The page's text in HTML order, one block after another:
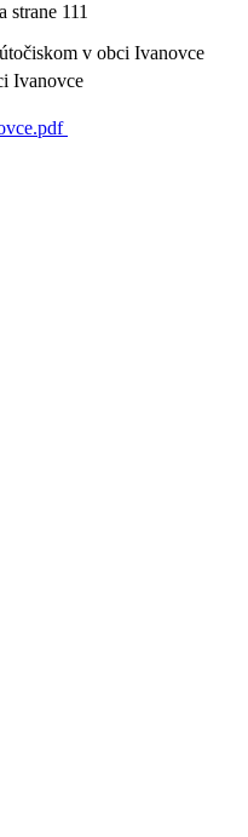
strane 111
v obci Ivanovce